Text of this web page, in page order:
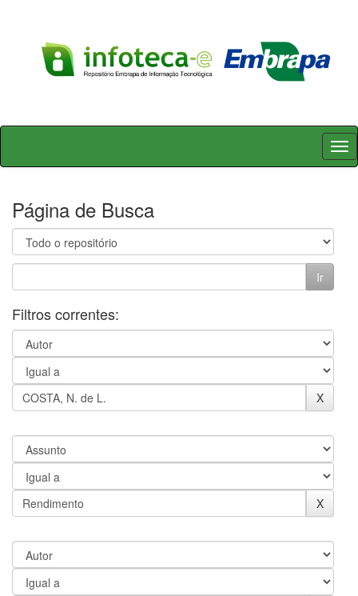
Skip
Página de Busca
Filtros correntes: